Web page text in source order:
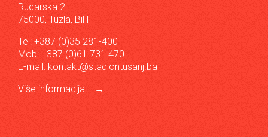
Rudarska 2
75000, Tuzla, BiH
Tel: +387 (0)35 281-400
Mob: +387 (0)61 731 470
E-mail: kontakt@stadiontusanj.ba
Više informacija...
→